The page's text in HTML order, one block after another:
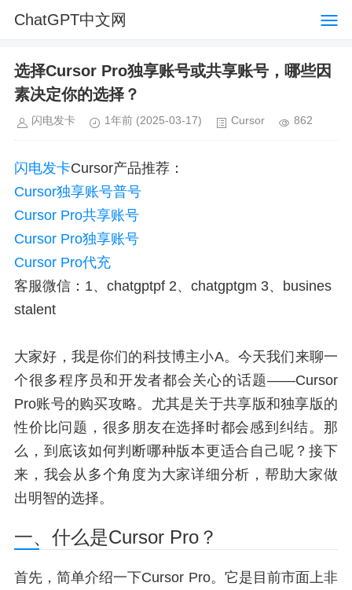
ChatGPT中文网
选择Cursor Pro独享账号或共享账号，哪些因
素决定你的选择？
闪电发卡 1年前 (2025-03-17) Cursor 862
闪电发卡Cursor产品推荐：
Cursor独享账号普号
Cursor Pro共享账号
Cursor Pro独享账号
Cursor Pro代充
客服微信：1、chatgptpf 2、chatgptgm 3、busines
stalent
大家好，我是你们的科技博主小A。今天我们来聊一
个很多程序员和开发者都会关心的话题——Cursor
Pro账号的购买攻略。尤其是关于共享版和独享版的
性价比问题，很多朋友在选择时都会感到纠结。那
么，到底该如何判断哪种版本更适合自己呢？接下
来，我会从多个角度为大家详细分析，帮助大家做
出明智的选择。
一、什么是Cursor Pro？
首先，简单介绍一下Cursor Pro。它是目前市面上非